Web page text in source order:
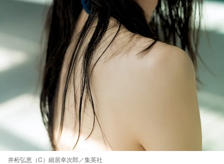
井桁弘恵（C）細居幸次郎／集英社